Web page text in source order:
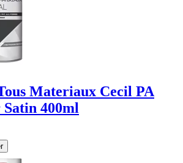
Materiaux Cecil PA
400ml